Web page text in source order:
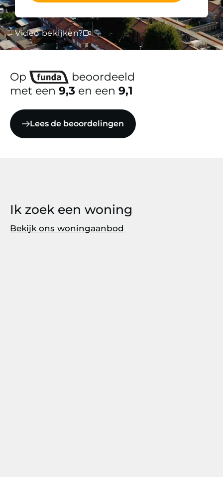
Video bekijken?
Op
beoordeeld
met een 9,3 en een 9,1
Lees de beoordelingen
Ik zoek een woning
Bekijk ons woningaanbod